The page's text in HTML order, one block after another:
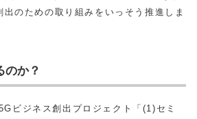
のための取り組みをいっそう推進しま
のか？
ビジネス創出プロジェクト「(1)セミ